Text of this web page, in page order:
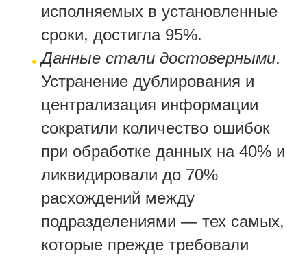
исполняемых в установленные
сроки, достигла 95%.
Данные стали достоверными.
Устранение дублирования и
централизация информации
сократили количество ошибок
при обработке данных на 40% и
ликвидировали до 70%
расхождений между
подразделениями — тех самых,
которые прежде требовали